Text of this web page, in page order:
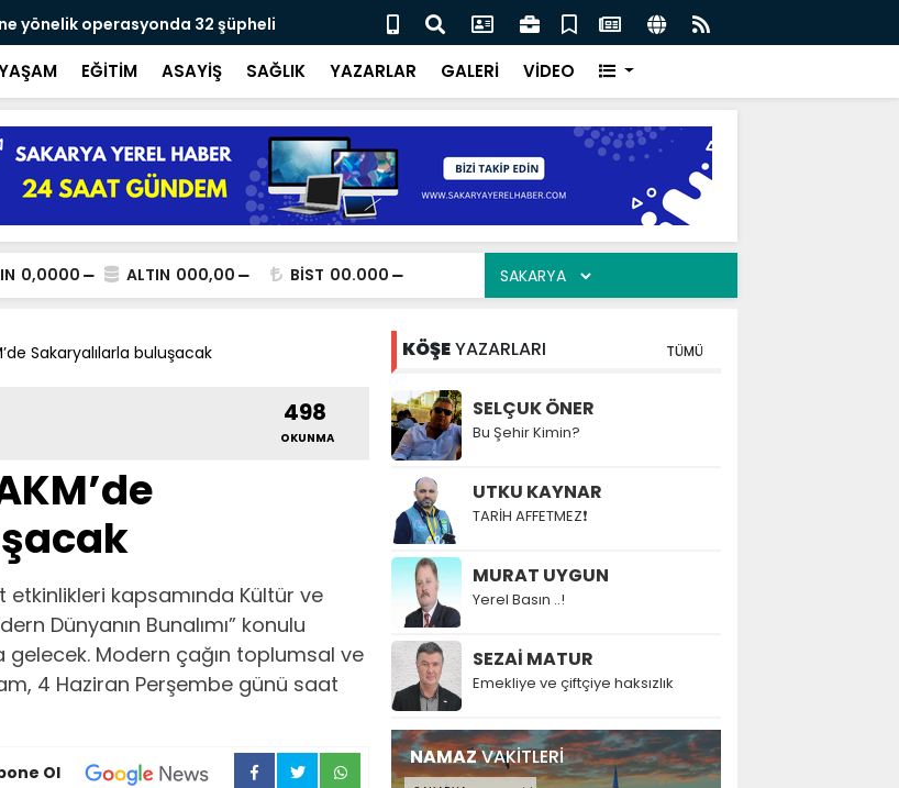
yönelik operasyonda 32 şüpheli
Yusuf Alemdar “Şehrimizin su yönetimini sürdürülebilir hale taşımak
için çalışıyoruz”
EĞİTİM ASAYİŞ SAĞLIK YAZARLAR GALERİ VİDEO
0,0000 ALTIN 000,00 BİST 00.000
Sakaryalılarla buluşacak
498
OKUNMA
kapsamında Kültür ve
Dünyanın Bunalımı” konulu
Modern çağın toplumsal ve
4 Haziran Perşembe günü saat
Ol
KÖŞEYAZARLARI TÜMÜ
SELÇUK ÖNER
Bu Şehir Kimin?
UTKU KAYNAR
TARİH AFFETMEZ❗
MURAT UYGUN
Yerel Basın ..!
SEZAİ MATUR
Emekliye ve çiftçiye haksızlık
NAMAZVAKİTLERİ